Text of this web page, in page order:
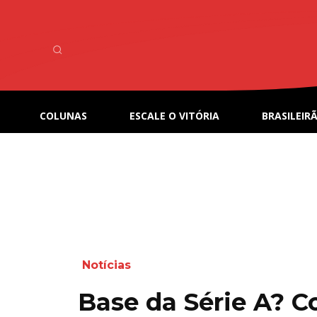
COLUNAS ESCALE O VITÓRIA
Notícias
Base da Série A?